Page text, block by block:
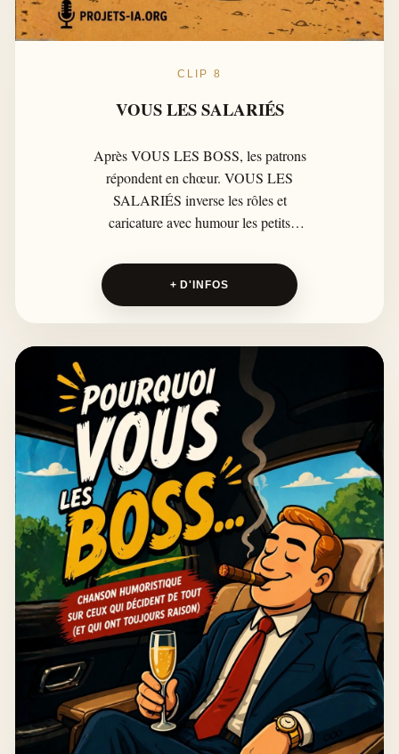
CLIP 8
VOUS LES SALARIÉS
Après VOUS LES BOSS, les patrons
répondent en chœur. VOUS LES
SALARIÉS inverse les rôles et
caricature avec humour les petits
café interminables, plaintes en série et
chefs qui pensent, eux aussi, avoir
raison.
+ D'INFOS